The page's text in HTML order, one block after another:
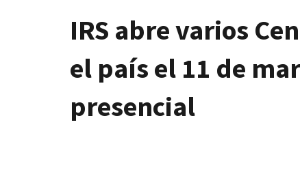
IRS abre varios
el país el 11 de
presencial